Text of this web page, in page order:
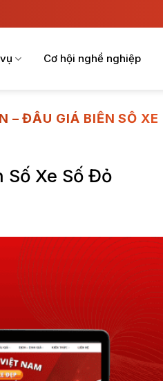
Cơ hội nghề nghiệp
– ĐẤU GIÁ BIỂN SỐ XE
Số Xe Số Đỏ